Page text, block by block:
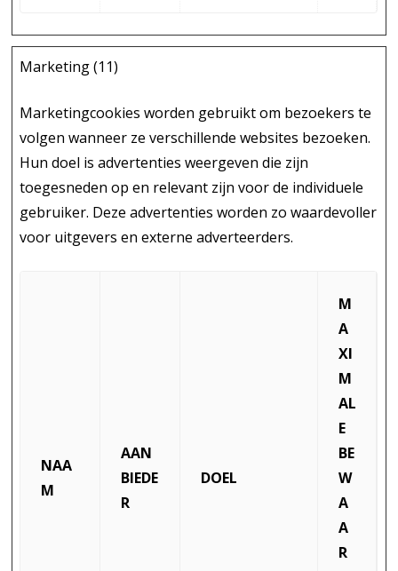
Marketing (11)
Marketingcookies worden gebruikt om bezoekers te
volgen wanneer ze verschillende websites bezoeken.
Hun doel is advertenties weergeven die zijn
toegesneden op en relevant zijn voor de individuele
gebruiker. Deze advertenties worden zo waardevoller
voor uitgevers en externe adverteerders.
NAA
M
AAN
BIEDE
R
DOEL
M
A
XI
M
AL
E
BE
W
A
A
R